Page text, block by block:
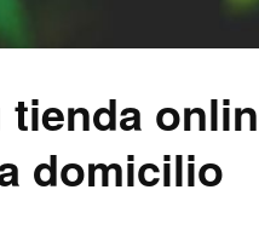
tienda
domicilio